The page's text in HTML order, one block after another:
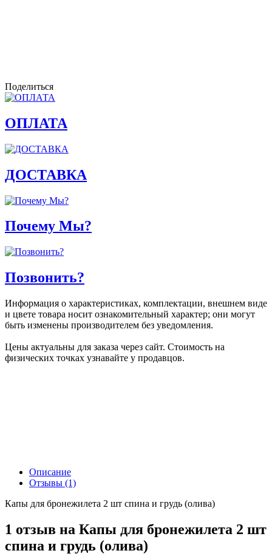
Поделиться
ОПЛАТА
ДОСТАВКА
Почему Мы?
Позвонить?
Информация о характеристиках, комплектации, внешнем виде
и цвете товара носит ознакомительный характер; они могут
быть изменены производителем без уведомления.
Цены актуальны для заказа через сайт. Стоимость на
физических точках узнавайте у продавцов.
Описание
Отзывы (1)
Капы для бронежилета 2 шт спина и грудь (олива)
1 отзыв на Капы для бронежилета 2 шт
спина и грудь (олива)